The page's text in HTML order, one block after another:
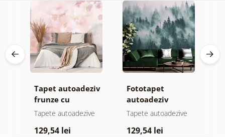
Tapet autoadeziv
frunze cu
atingere
Tapete autoadezive
129,54 lei
Fototapet
autoadeziv
pădure în ceață
Tapete autoadezive
129,54 lei